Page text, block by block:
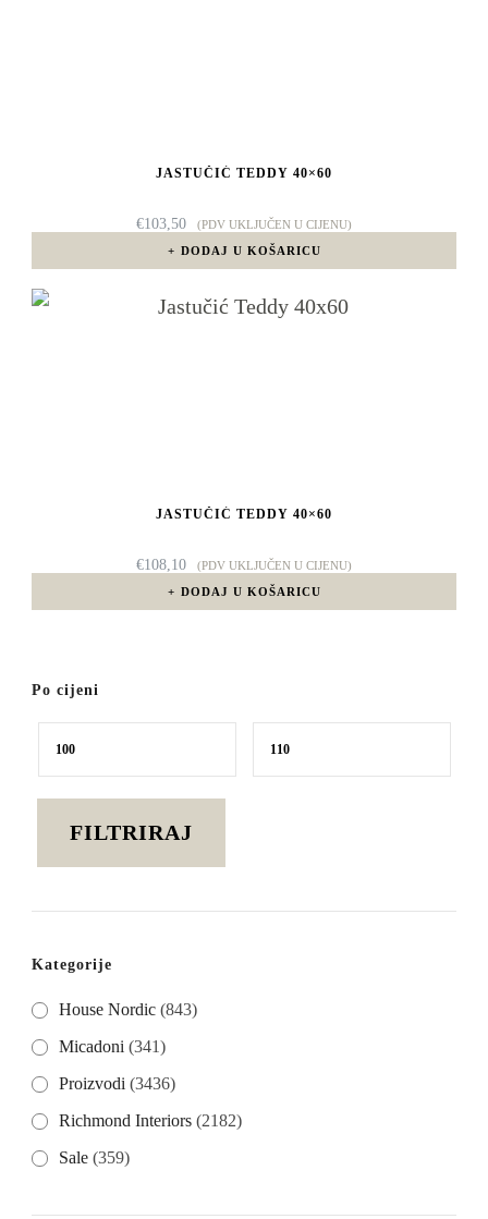
JASTUČIĆ TEDDY 40×60
€103,50
(PDV UKLJUČEN U CIJENU)
DODAJ U KOŠARICU
JASTUČIĆ TEDDY 40×60
€108,10
(PDV UKLJUČEN U CIJENU)
DODAJ U KOŠARICU
Po cijeni
Min Maks
FILTRIRAJ
Kategorije
House Nordic (843)
Micadoni (341)
Proizvodi (3436)
Richmond Interiors (2182)
Sale (359)